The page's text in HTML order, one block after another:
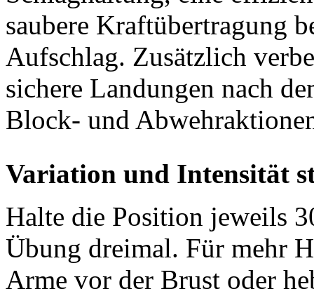
saubere Kraftübertragung
Aufschlag. Zusätzlich
sichere Landungen nach
Block- und
Variation und Intensität
Halte die Position jeweils
Übung dreimal. Für mehr
Arme vor der Brust oder